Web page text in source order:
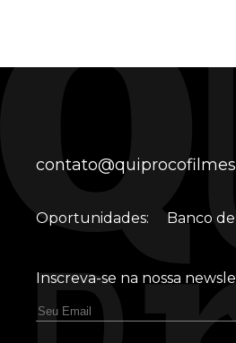
Oportunidades: Banco
Inscreva-se na nossa